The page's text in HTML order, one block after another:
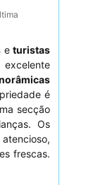
eturistas
é
secção
Os
frescas.